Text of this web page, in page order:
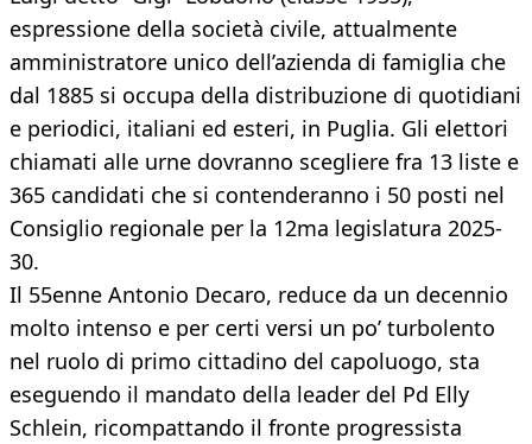
espressione della società civile, attualmente
amministratore unico dell’azienda di famiglia che
dal 1885 si occupa della distribuzione di quotidiani
e periodici, italiani ed esteri, in Puglia. Gli elettori
chiamati alle urne dovranno scegliere fra 13 liste e
365 candidati che si contenderanno i 50 posti nel
Consiglio regionale per la 12ma legislatura 2025-
30.
Il 55enne Antonio Decaro, reduce da un decennio
molto intenso e per certi versi un po’ turbolento
nel ruolo di primo cittadino del capoluogo, sta
eseguendo il mandato della leader del Pd Elly
Schlein, ricompattando il fronte progressista